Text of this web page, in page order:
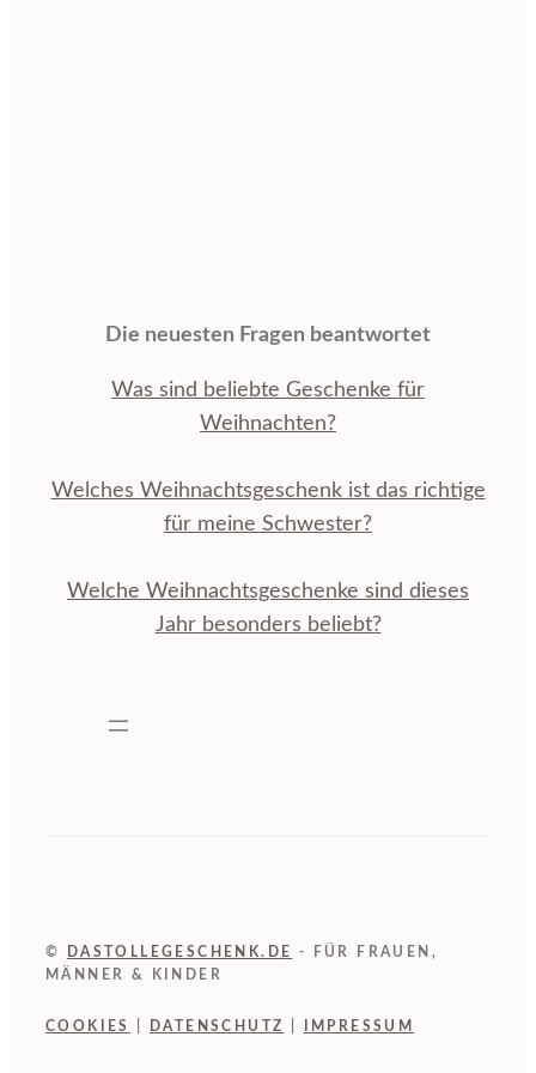
Die neuesten Fragen beantwortet
Was sind beliebte Geschenke für
Weihnachten?
Welches Weihnachtsgeschenk ist das richtige
für meine Schwester?
Welche Weihnachtsgeschenke sind dieses
Jahr besonders beliebt?
© DASTOLLEGESCHENK.DE
- FÜR FRAUEN,
MÄNNER & KINDER
COOKIES DATENSCHUTZ IMPRESSUM